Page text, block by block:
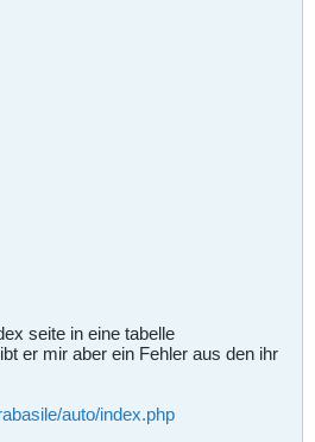
seite in eine tabelle
er mir aber ein Fehler aus den ihr
auto/index.php